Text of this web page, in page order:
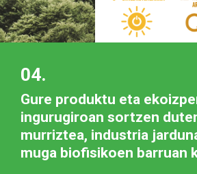
04.
Gure produktu eta
ingurugiroan sortzen
murriztea, industria
muga biofisikoen barruan